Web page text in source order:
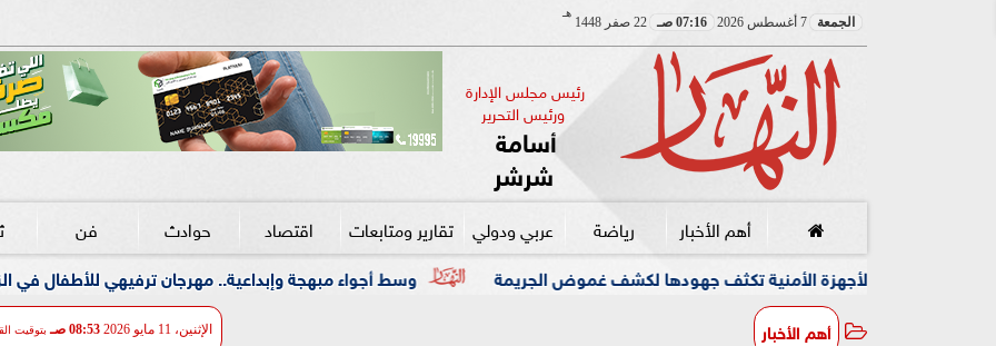
الجمعة 7 أغسطس 2026 07:16 صـ 22 صفر 1448
هـ
رئيس مجلس الإدارة
ورئيس التحرير
أسامة
شرشر
أهم الأخبار رياضة عربي ودولي تقارير ومتابعات اقتصاد حوادث فن
وسط أجواء مبهجة وإبداعية.. مهرجان ترفيهي للأطفال في الزمالك بالتعاون مع الأمنية تكثف جهودها لكشف غموض الجريمة
أهم الأخبار الإثنين، 11 مايو 2026 08:53 صـ بتوقيت